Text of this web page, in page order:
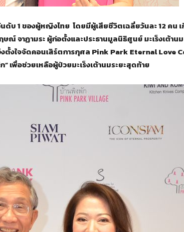
นดับ 1 ของผู้หญิงไทย โดยมีผู้เสียชีวิตเฉลี่ยวันละ 12 คน
ณ์ จาฏามระ ผู้ก่อตั้งและประธานมูลนิธิศูนย์ มะเร็งเต้านม
ตั้งใจจัดคอนเสิร์ตการกุศล Pink Park Eternal Love
เพื่อช่วยเหลือผู้ป่วยมะเร็งเต้านมระยะสุดท้าย